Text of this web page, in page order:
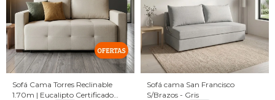
Sofá Cama Torres Reclinable
1.70m | Eucalipto Certificado
Sofá cama San Francisco
S/Brazos - Gris